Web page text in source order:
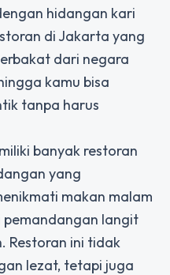
hidangan kari
di Jakarta yang
dari negara
kamu bisa
tanpa harus
banyak restoran
yang
makan malam
pemandangan langit
Restoran ini tidak
lezat, tetapi juga